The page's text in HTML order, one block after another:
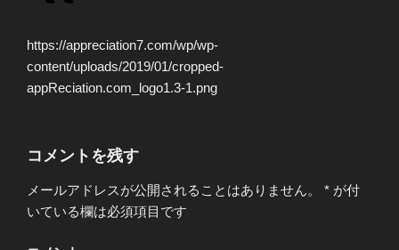
https://appreciation7.com/wp/wp-
content/uploads/2019/01/cropped-
appReciation.com_logo1.3-1.png
コメントを残す
メールアドレスが公開されることはありません。 * が付
いている欄は必須項目です